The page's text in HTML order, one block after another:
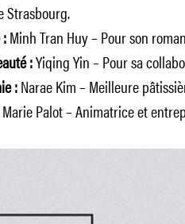
Strasbourg.
Minh Tran Huy – Pour son roman
:Yiqing Yin – Pour sa
:Narae Kim – Meilleure
Palot – Animatrice et